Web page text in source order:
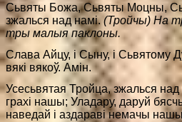
Сьвяты Божа, Сьвяты Моцны,
зжалься над намі.(Тройчы) На
тры малыя паклоны.
Слава Айцу, і Сыну, і Сьвятому
вякі вякоў. Амін.
Усесьвятая Тройца, зжалься над
грахі нашы; Уладару, даруй
наведай і аздараві немачы